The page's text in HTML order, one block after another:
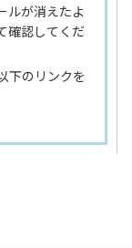
ルが消えたよ
確認してくだ
下のリンクを